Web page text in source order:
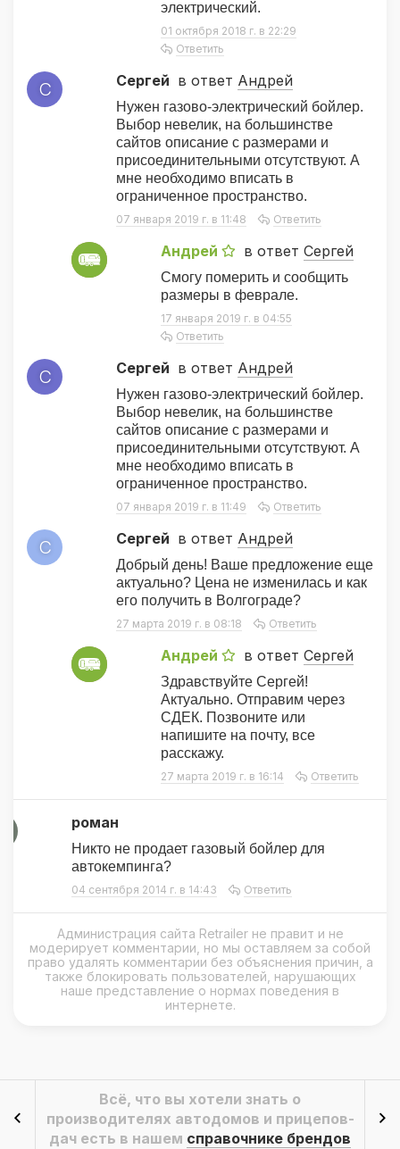
электрический.
01 октября 2018 г. в 22:29
Ответить
С Сергей в ответ Андрей
Нужен газово-электрический бойлер.
Выбор невелик, на большинстве
сайтов описание с размерами и
присоединительными отсутствуют. А
мне необходимо вписать в
ограниченное пространство.
07 января 2019 г. в 11:48 Ответить
А Андрей в ответ Сергей
Смогу померить и сообщить
размеры в феврале.
17 января 2019 г. в 04:55
Ответить
С Сергей в ответ Андрей
Нужен газово-электрический бойлер.
Выбор невелик, на большинстве
сайтов описание с размерами и
присоединительными отсутствуют. А
мне необходимо вписать в
ограниченное пространство.
07 января 2019 г. в 11:49 Ответить
С Сергей в ответ Андрей
Добрый день! Ваше предложение еще
актуально? Цена не изменилась и как
его получить в Волгограде?
27 марта 2019 г. в 08:18 Ответить
А Андрей в ответ Сергей
Здравствуйте Сергей!
Актуально. Отправим через
СДЕК. Позвоните или
напишите на почту, все
расскажу.
27 марта 2019 г. в 16:14 Ответить
роман
Никто не продает газовый бойлер для
автокемпинга?
04 сентября 2014 г. в 14:43 Ответить
Администрация сайта Retrailer не правит и не
модерирует комментарии, но мы оставляем за собой
право удалять комментарии без объяснения причин, а
также блокировать пользователей, нарушающих
наше представление о нормах поведения в
интернете.
Всё, что вы хотели знать о
производителях автодомов и прицепов-
дач есть в нашем справочнике брендов